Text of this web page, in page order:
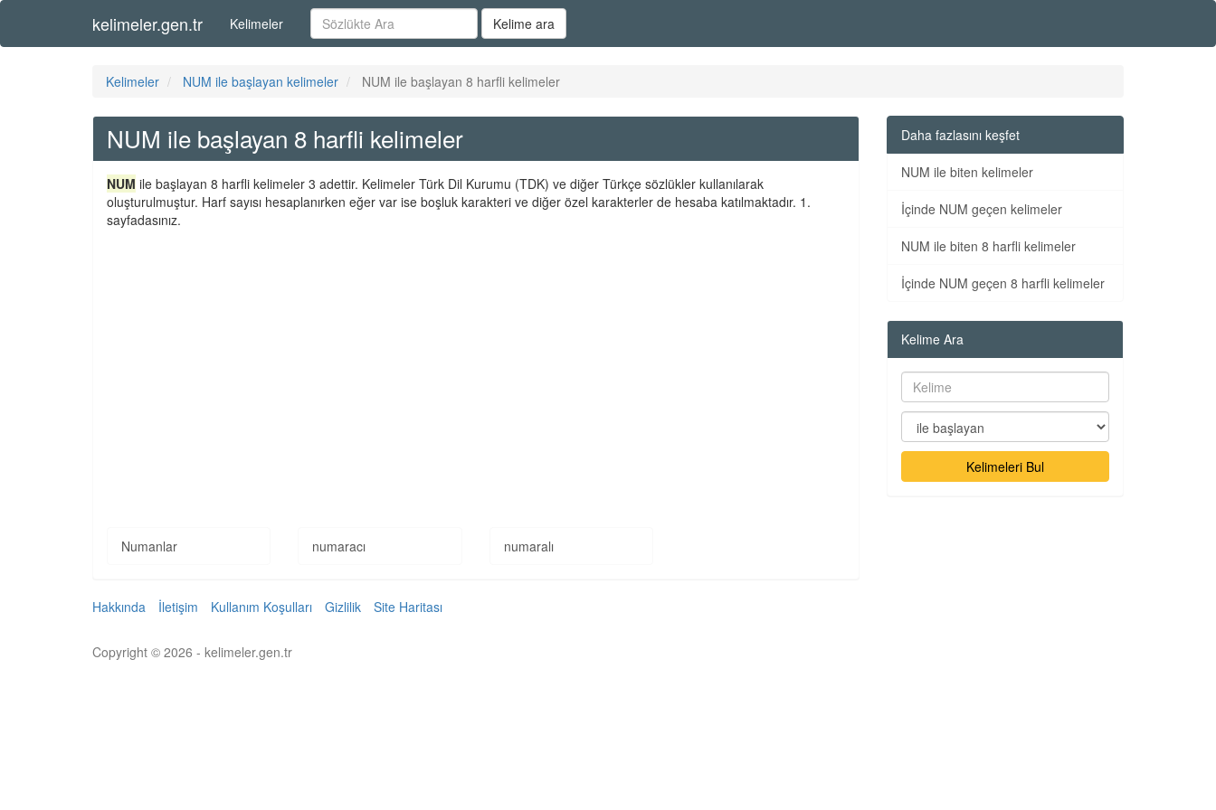
kelimeler.gen.tr Kelimeler Kelime ara
Kelimeler NUM ile başlayan kelimeler NUM ile başlayan 8 harfli kelimeler
NUM ile başlayan 8 harfli kelimeler
NUM ile başlayan 8 harfli kelimeler 3 adettir. Kelimeler Türk Dil Kurumu (TDK) ve diğer Türkçe sözlükler kullanılarak
oluşturulmuştur. Harf sayısı hesaplanırken eğer var ise boşluk karakteri ve diğer özel karakterler de hesaba katılmaktadır. 1.
sayfadasınız.
Numanlar numaracı numaralı
Daha fazlasını keşfet
NUM ile biten kelimeler
İçinde NUM geçen kelimeler
NUM ile biten 8 harfli kelimeler
İçinde NUM geçen 8 harfli kelimeler
Kelime Ara
Kelimeleri Bul
Hakkında İletişim Kullanım Koşulları Gizlilik Site Haritası
Copyright © 2026 - kelimeler.gen.tr